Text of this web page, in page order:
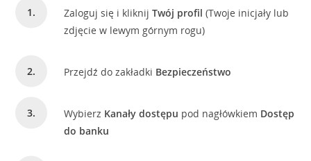
Zaloguj się i kliknijTwój profil (Twoje inicjały lub
zdjęcie w lewym górnym rogu)
Przejdź do zakładki Bezpieczeństwo
Wybierz Kanały dostępu pod nagłówkiem Dostęp
do banku